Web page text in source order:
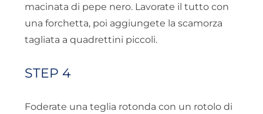
macinata di pepe nero. Lavorate il tutto con
una forchetta, poi aggiungete la scamorza
tagliata a quadrettini piccoli.
STEP 4
Foderate una teglia rotonda con un rotolo di